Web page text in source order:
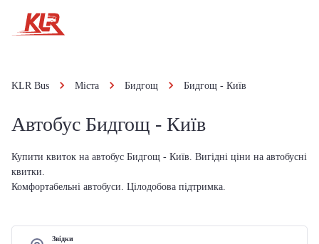
KLR Bus Міста Бидгощ Бидгощ - Київ
Автобус Бидгощ - Київ
Купити квиток на автобус Бидгощ - Київ. Вигідні ціни на автобусні
квитки.
Комфортабельні автобуси. Цілодобова підтримка.
Звідки